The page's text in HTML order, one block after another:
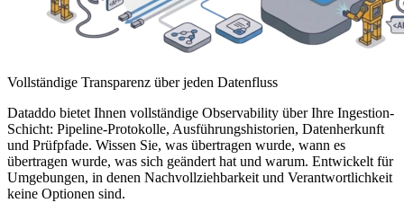
Vollständige Transparenz über jeden Datenfluss
Dataddo bietet Ihnen vollständige Observability über Ihre Ingestion-
Schicht: Pipeline-Protokolle, Ausführungshistorien, Datenherkunft
und Prüfpfade. Wissen Sie, was übertragen wurde, wann es
übertragen wurde, was sich geändert hat und warum. Entwickelt für
Umgebungen, in denen Nachvollziehbarkeit und Verantwortlichkeit
keine Optionen sind.